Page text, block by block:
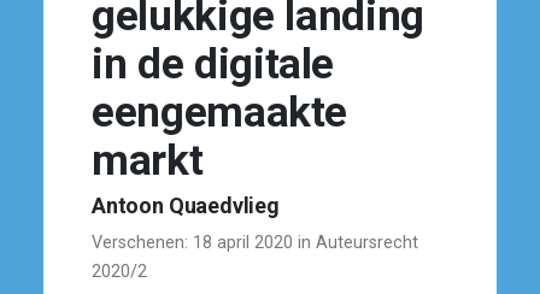
gelukkige landing
in de digitale
eengemaakte
markt
Antoon Quaedvlieg
Verschenen: 18 april 2020 in Auteursrecht
2020/2